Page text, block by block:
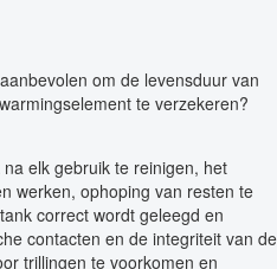
om de levensduur van
te verzekeren?
elk gebruik te reinigen, het
werken, ophoping van resten te
correct wordt geleegd en
contacten en de integriteit van de
trillingen te voorkomen en